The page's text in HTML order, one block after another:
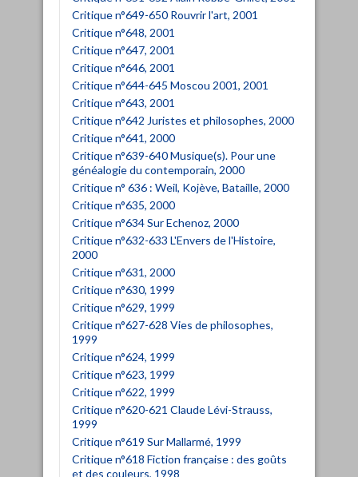
Critique n°649-650 Rouvrir l'art, 2001
Critique n°648, 2001
Critique n°647, 2001
Critique n°646, 2001
Critique n°644-645 Moscou 2001, 2001
Critique n°643, 2001
Critique n°642 Juristes et philosophes, 2000
Critique n°641, 2000
Critique n°639-640 Musique(s). Pour une
généalogie du contemporain, 2000
Critique n° 636 : Weil, Kojève, Bataille, 2000
Critique n°635, 2000
Critique n°634 Sur Echenoz, 2000
Critique n°632-633 L'Envers de l'Histoire,
2000
Critique n°631, 2000
Critique n°630, 1999
Critique n°629, 1999
Critique n°627-628 Vies de philosophes,
1999
Critique n°624, 1999
Critique n°623, 1999
Critique n°622, 1999
Critique n°620-621 Claude Lévi-Strauss,
1999
Critique n°619 Sur Mallarmé, 1999
Critique n°618 Fiction française : des goûts
et des couleurs, 1998